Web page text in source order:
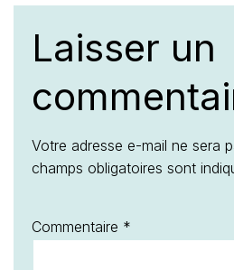
Laisser un
Votre adresse e-mail ne sera
champs obligatoires sont
Commentaire *